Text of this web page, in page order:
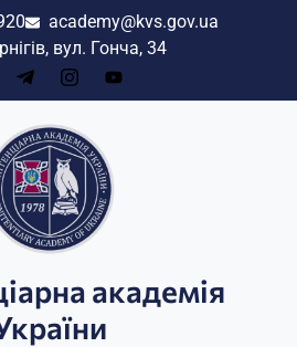
academy@kvs.gov.ua
вул. Гонча, 34
академія